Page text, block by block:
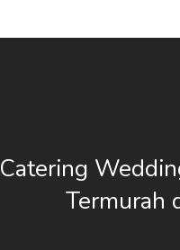
Catering
Termurah